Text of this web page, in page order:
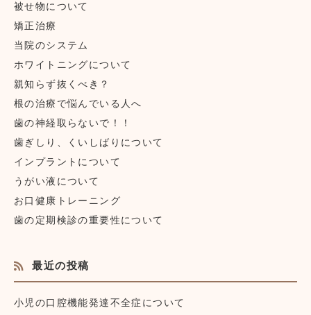
被せ物について
矯正治療
当院のシステム
ホワイトニングについて
親知らず抜くべき？
根の治療で悩んでいる人へ
歯の神経取らないで！！
歯ぎしり、くいしばりについて
インプラントについて
うがい液について
お口健康トレーニング
歯の定期検診の重要性について
最近の投稿
小児の口腔機能発達不全症について